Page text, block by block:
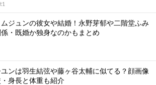
ジュンの彼女や結婚！永野芽郁や二階堂ふみ
係・既婚か独身なのかもまとめ
ンは羽生結弦や藤ヶ谷太輔に似てる？顔画像
身長と体重も紹介